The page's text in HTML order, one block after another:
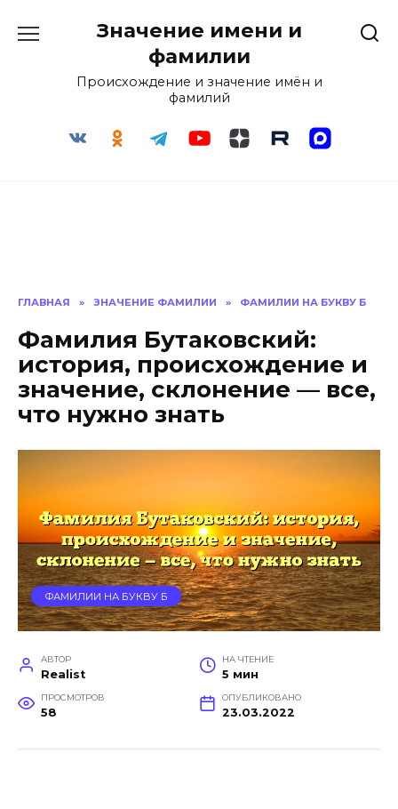
Значение имени и
фамилии
Происхождение и значение имён и
фамилий
ГЛАВНАЯ » ЗНАЧЕНИЕ ФАМИЛИИ » ФАМИЛИИ НА БУКВУ Б
Фамилия Бутаковский:
история, происхождение и
значение, склонение — все,
что нужно знать
ФАМИЛИИ НА БУКВУ Б
АВТОР
Realist
НА ЧТЕНИЕ
5 мин
ПРОСМОТРОВ
58
ОПУБЛИКОВАНО
23.03.2022